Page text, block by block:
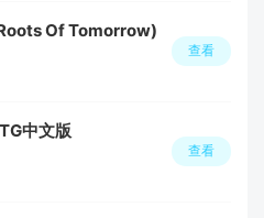
Of Tomorrow)
查看
中文版
查看